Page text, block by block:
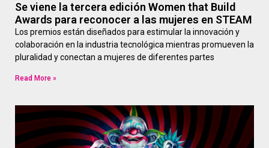
Se viene la tercera edición Women that Build
Awards para reconocer a las mujeres en STEAM
Los premios están diseñados para estimular la innovación y
colaboración en la industria tecnológica mientras promueven la
pluralidad y conectan a mujeres de diferentes partes
Read More »